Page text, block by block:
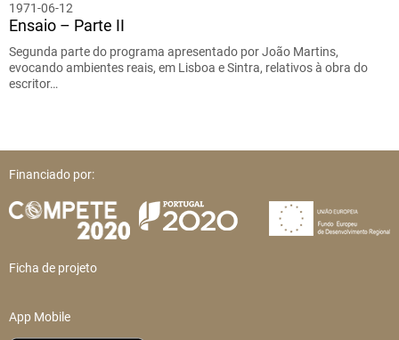
1971-06-12
Ensaio – Parte II
Segunda parte do programa apresentado por João Martins,
evocando ambientes reais, em Lisboa e Sintra, relativos à obra do
escritor…
Financiado por:
Ficha de projeto
App Mobile